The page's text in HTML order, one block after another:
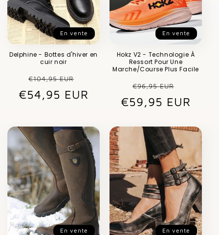
En vente
Delphine - Bottes d'hiver en
cuir noir
Prix
habituel
€104,95 EUR
promotionnel
€54,95 EUR
En vente
Hokz V2 - Technologie À
Ressort Pour Une
Marche/Course Plus Facile
Prix
habituel
€96,95 EUR
€59,95 EUR
En vente En vente